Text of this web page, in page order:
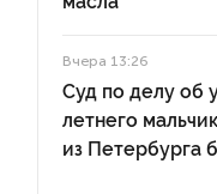
Вчера 13:26
Суд по делу об
летнего
из Петербурга